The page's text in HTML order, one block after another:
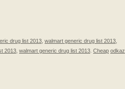
drug list 2013 walmart generic drug list 2013
2013 walmart generic drug list 2013 Cheap odkaz